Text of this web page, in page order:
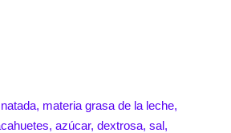
materia grasa de la leche,
azúcar, dextrosa, sal,